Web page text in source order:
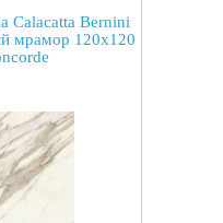
Calacatta Bernini
мрамор 120x120